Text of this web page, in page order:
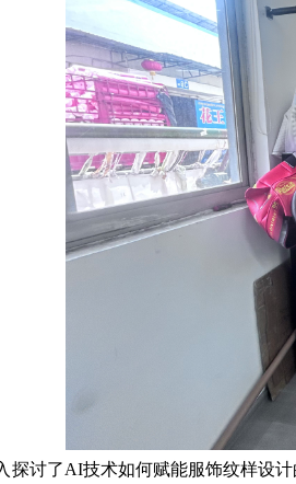
讨了AI技术如何赋能服饰纹样设计